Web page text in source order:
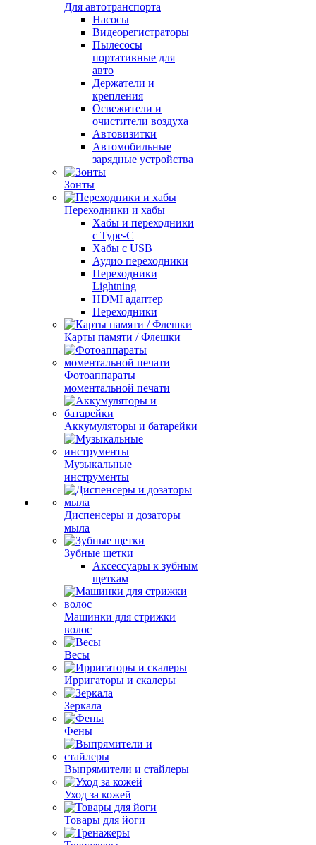
Для автотранспорта
Насосы
Видеорегистраторы
Пылесосы
портативные для
авто
Держатели и
крепления
Освежители и
очистители воздуха
Автовизитки
Автомобильные
зарядные устройства
Зонты
Переходники и хабы
Хабы и переходники
с Type-C
Хабы с USB
Аудио переходники
Переходники
Lightning
HDMI адаптер
Переходники
Карты памяти / Флешки
Фотоаппараты
моментальной печати
Аккумуляторы и батарейки
Музыкальные
инструменты
Диспенсеры и дозаторы
мыла
Зубные щетки
Аксессуары к зубным
щеткам
Машинки для стрижки
волос
Весы
Ирригаторы и скалеры
Зеркала
Фены
Выпрямители и стайлеры
Уход за кожей
Товары для йоги